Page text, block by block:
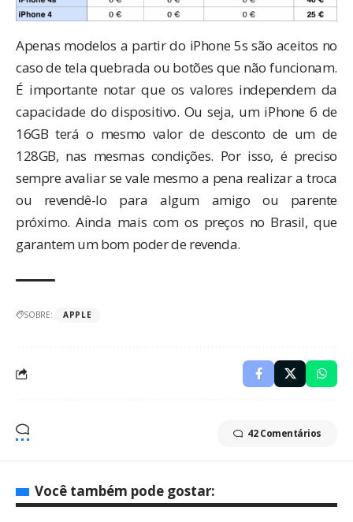
Apenas modelos a partir do iPhone 5s são aceitos no
caso de tela quebrada ou botões que não funcionam.
É importante notar que os valores independem da
capacidade do dispositivo. Ou seja, um iPhone 6 de
16GB terá o mesmo valor de desconto de um de
128GB, nas mesmas condições. Por isso, é preciso
sempre avaliar se vale mesmo a pena realizar a troca
ou revendê-lo para algum amigo ou parente
próximo. Ainda mais com os preços no Brasil, que
garantem um bom poder de revenda.
SOBRE: APPLE
42 Comentários
Você também pode gostar: